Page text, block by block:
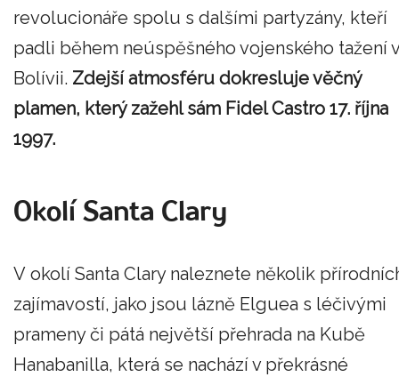
revolucionáře spolu s dalšími partyzány, kteří
padli během neúspěšného vojenského tažení v
Bolívii. Zdejší atmosféru dokresluje věčný
plamen, který zažehl sám Fidel Castro 17. října
1997.
Okolí Santa Clary
V okolí Santa Clary naleznete několik
zajímavostí, jako jsou lázně Elguea s léčivými
prameny či pátá největší přehrada na Kubě
Hanabanilla, která se nachází v překrásné